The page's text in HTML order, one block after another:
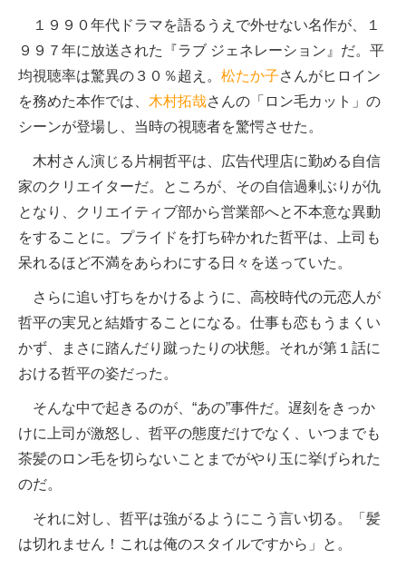
１９９０年代ドラマを語るうえで外せない名作が、１
９９７年に放送された『ラブ ジェネレーション』だ。平
均視聴率は驚異の３０％超え。 松たか子さんがヒロイン
を務めた本作では、 木村拓哉さんの「ロン毛カット」の
シーンが登場し、当時の視聴者を驚愕させた。
木村さん演じる片桐哲平は、広告代理店に勤める自信
家のクリエイターだ。ところが、その自信過剰ぶりが仇
となり、クリエイティブ部から営業部へと不本意な異動
をすることに。プライドを打ち砕かれた哲平は、上司も
呆れるほど不満をあらわにする日々を送っていた。
さらに追い打ちをかけるように、高校時代の元恋人が
哲平の実兄と結婚することになる。仕事も恋もうまくい
かず、まさに踏んだり蹴ったりの状態。それが第１話に
おける哲平の姿だった。
そんな中で起きるのが、“あの”事件だ。遅刻をきっか
けに上司が激怒し、哲平の態度だけでなく、いつまでも
茶髪のロン毛を切らないことまでがやり玉に挙げられた
のだ。
それに対し、哲平は強がるようにこう言い切る。「髪
は切れません！これは俺のスタイルですから」と。